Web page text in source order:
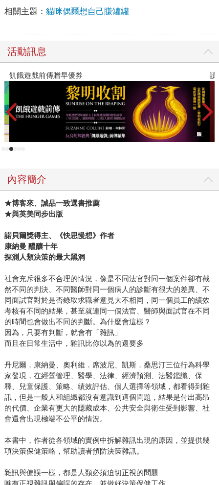
相關主題： 貓咪偶爾想自己賺罐罐
活動訊息
讀懂全球首富極限思維
內容簡介
★博客來、誠品一致選書推薦
★與英美同步出版
諾貝爾獎得主、《快思慢想》作者
康納曼 醞釀十年
探測人類決策的最大黑洞
社會充斥很多不合理的情況，像是不同法官對同一個案件卻有截
然不同的判決、不同醫師對同一個病人的診斷有很大的差異、不
同面試官對於是否錄取求職者意見大不相同，同一個員工的績效
考核有不同的結果，甚至就連同一個法官、醫師與面試官在不同
的時間也會做出不同的判斷。為什麼會這樣？
因為，只要有判斷，就會有「雜訊」
而且在日常生活中，雜訊比你以為的還要多
丹尼爾．康納曼、奧利維．席波尼、凱斯．桑思汀三位行為科學
家發現，在經營管理、醫學、法律、經濟預測、法醫鑑識、保
釋、兒童保護、策略、績效評估、個人選擇等領域，都看得到雜
訊，但是一般人和組織都沒有意識到這個問題，結果是付出高昂
的代價、企業有更大的隱藏成本、公共安全與衛生受到影響、社
會還會出現極端不公平的情況。
本書中，作者從各領域的實例中拆解雜訊出現的原因，並提供幾
項決策保健策略，幫助讀者預防決策雜訊。
雜訊與偏誤一樣，都是人類必須迫切正視的問題
唯有正視雜訊與偏誤的存在，並做好決策保健工作